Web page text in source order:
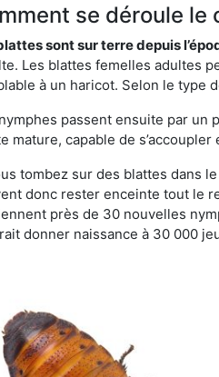
se déroule
sont sur terre depuis
Les blattes femelles adultes
à un haricot. Selon le type
passent ensuite par un
mature, capable de
tombez sur des blattes dans
donc rester enceinte tout le
près de 30 nouvelles
donner naissance à 30 000